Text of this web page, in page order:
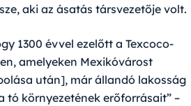
aki az ásatás társvezetője volt.
1300 évvel ezelőtt a Texcoco-
amelyeken Mexikóvárost
után], már állandó lakosság
tó környezetének erőforrásait” –